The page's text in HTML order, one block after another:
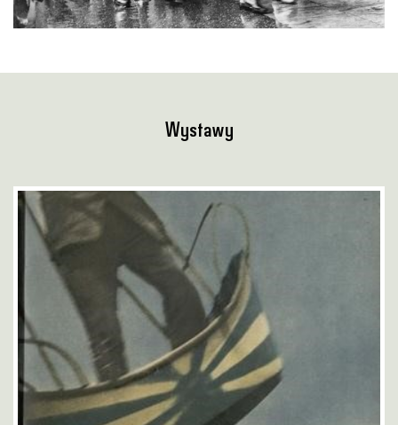
Wystawy